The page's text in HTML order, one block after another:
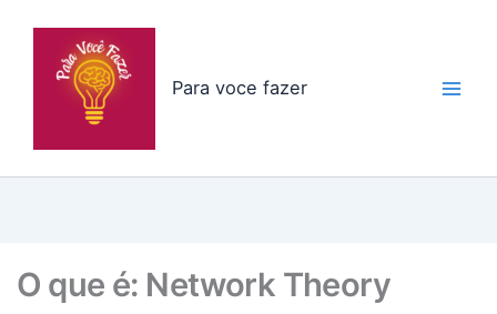
Para voce fazer
O que é: Network Theory